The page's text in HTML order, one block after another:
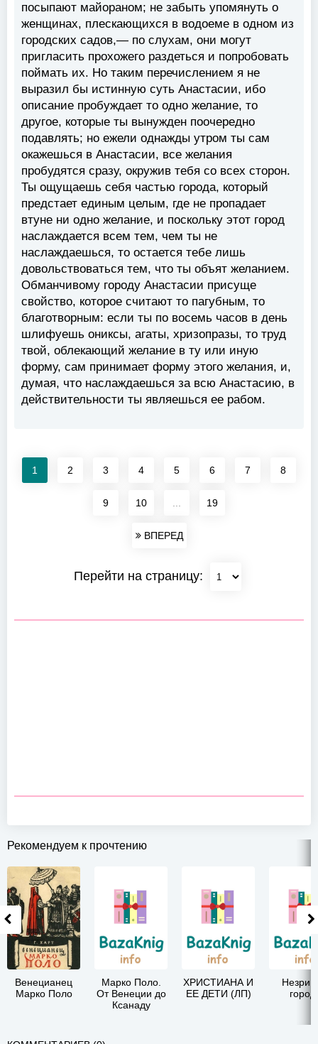
посыпают майораном; не забыть упомянуть о
женщинах, плескающихся в водоеме в одном из
городских садов,— по слухам, они могут
пригласить прохожего раздеться и попробовать
поймать их. Но таким перечислением я не
выразил бы истинную суть Анастасии, ибо
описание пробуждает то одно желание, то
другое, которые ты вынужден поочередно
подавлять; но ежели однажды утром ты сам
окажешься в Анастасии, все желания
пробудятся сразу, окружив тебя со всех сторон.
Ты ощущаешь себя частью города, который
предстает единым целым, где не пропадает
втуне ни одно желание, и поскольку этот город
наслаждается всем тем, чем ты не
наслаждаешься, то остается тебе лишь
довольствоваться тем, что ты объят желанием.
Обманчивому городу Анастасии присуще
свойство, которое считают то пагубным, то
благотворным: если ты по восемь часов в день
шлифуешь ониксы, агаты, хризопразы, то труд
твой, облекающий желание в ту или иную
форму, сам принимает форму этого желания, и,
думая, что наслаждаешься за всю Анастасию, в
действительности ты являешься ее рабом.
1 2 3 4 5 6 7 8
9 10 19
ВПЕРЕД
Перейти на страницу:
Рекомендуем к прочтению
Венецианец
Марко Поло
Марко Поло.
От Венеции до
Ксанаду
ХРИСТИАНА И
ЕЕ ДЕТИ (ЛП)